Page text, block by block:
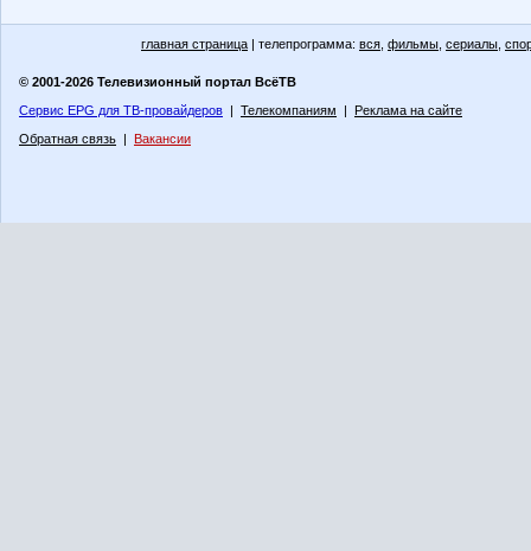
главная страница | телепрограмма: вся фильмы сериалы
© 2001-2026 Телевизионный портал ВсёТВ
Сервис EPG для ТВ-провайдеров | Телекомпаниям | Реклама на сайте
Обратная связь | Вакансии